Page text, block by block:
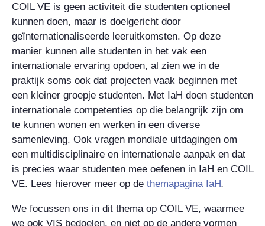
COIL VE is geen activiteit die studenten optioneel
kunnen doen, maar is doelgericht door
geïnternationaliseerde leeruitkomsten. Op deze
manier kunnen alle studenten in het vak een
internationale ervaring opdoen, al zien we in de
praktijk soms ook dat projecten vaak beginnen met
een kleiner groepje studenten. Met IaH doen studenten
internationale competenties op die belangrijk zijn om
te kunnen wonen en werken in een diverse
samenleving. Ook vragen mondiale uitdagingen om
een multidisciplinaire en internationale aanpak en dat
is precies waar studenten mee oefenen in IaH en COIL
VE. Lees hierover meer op de themapagina IaH.
We focussen ons in dit thema op COIL VE, waarmee
we ook VIS bedoelen, en niet op de andere vormen